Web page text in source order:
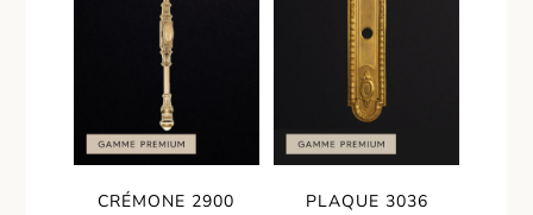
CRÉMONE 2900 PLAQUE 3036